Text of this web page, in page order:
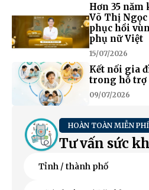
Hơn 35
Võ Thị
phục hồi
phụ nữ Việt
15/07/2026
Kết nối gia
trong hỗ trợ
09/07/2026
HOÀN TOÀN MIỄN PHÍ
Tư vấn sức